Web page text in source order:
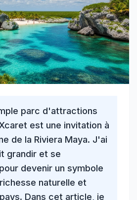
parc d'attractions
est une invitation à
de la Riviera Maya. J'ai
grandir et se
devenir un symbole
naturelle et
Dans cet article, je